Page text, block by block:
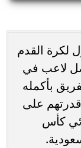
لكرة القدم
لاعب في
بأكمله
‏على
كأس